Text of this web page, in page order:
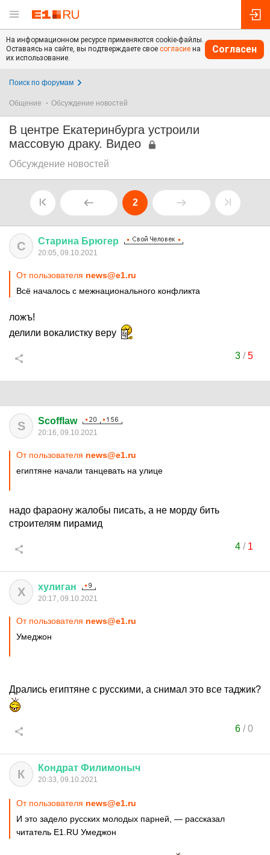
На информационном ресурсе применяются cookie-файлы.
Оставаясь на сайте, вы подтверждаете свое согласие на
их использование.
Согласен
Поиск по форумам
Общение Обсуждение новостей
В центре Екатеринбурга устроили
массовую драку. Видео
Обсуждение новостей
2
С Старина Брюгер
20:05, 09.10.2021
От пользователя news@e1.ru
Всё началось с межнационального конфликта
ложъ!
делили вокалистку веру
3/5
S Scofflaw
20:16, 09.10.2021
От пользователя news@e1.ru
египтяне начали танцевать на улице
надо фараону жалобы писать, а не морду бить
строителям пирамид
4/ 1
Х хулиган
20:17, 09.10.2021
От пользователя news@e1.ru
Умеджон
Дрались египтяне с русскими, а снимал это все таджик?
6/0
К Кондрат Филимоныч
20:33, 09.10.2021
От пользователя news@e1.ru
И это задело русских молодых парней, — рассказал
читатель Е1.RU Умеджон